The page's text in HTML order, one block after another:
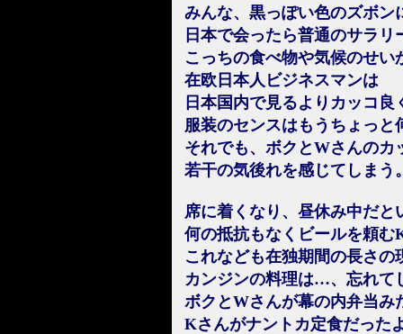
みんな、黒っぽい色のズボン
日本で会ったら普通のサラリ
こっちの食べ物や気候のせい
在欧日本人ビジネスマンは
日本国内で見るよりカッコ良
服装のセンスはもうちょっと
それでも、ボクとWさんのカ
若干の気後れを感じてしまう
席に着くなり、昼休み中だと
何の抵抗もなくビールを頼む
これなども在独期間の長さの
カンジンの料理は…、忘れて
ボクとWさんが幕の内弁当み
Kさんがナントカ定食だった